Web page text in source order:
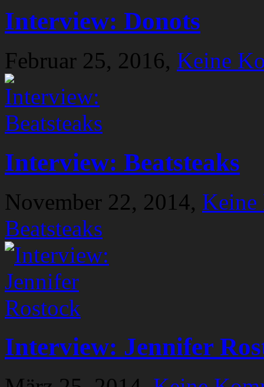
Interview: Donots
Februar 25, 2016, Keine
Interview: Beatsteaks
November 22, 2014, Keine
Beatsteaks
Interview: Jennifer